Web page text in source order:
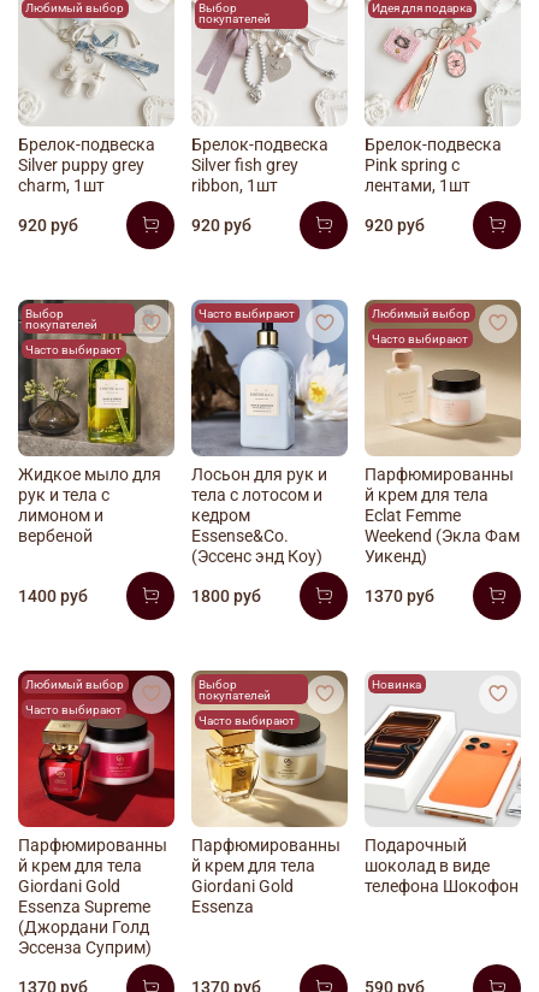
Любимый выбор
Брелок-подвеска
Silver puppy grey
charm, 1шт
920 руб
Выбор
покупателей
Брелок-подвеска
Silver fish grey
ribbon, 1шт
920 руб
Идея для подарка
Брелок-подвеска
Pink spring с
лентами, 1шт
920 руб
Выбор
покупателей
Часто выбирают
Жидкое мыло для
рук и тела с
лимоном и
вербеной
1400 руб
Часто выбирают
Лосьон для рук и
тела с лотосом и
кедром
Essense&Co.
(Эссенс энд Коу)
1800 руб
Любимый выбор
Часто выбирают
Парфюмированны
й крем для тела
Eclat Femme
Weekend (Экла Фам
Уикенд)
1370 руб
Любимый выбор
Часто выбирают
Парфюмированны
й крем для тела
Giordani Gold
Essenza Supreme
(Джордани Голд
Эссенза Суприм)
1370 руб
Выбор
покупателей
Часто выбирают
Парфюмированны
й крем для тела
Giordani Gold
Essenza
1370 руб
Новинка
Подарочный
шоколад в виде
телефона Шокофон
590 руб